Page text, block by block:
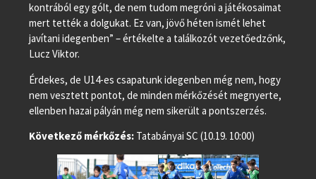
kontrából egy gólt, de nem tudom megróni a játékosaimat
mert tették a dolgukat. Ez van, jövő héten ismét lehet
javítani idegenben” – értékelte a találkozót vezetőedzőnk,
Lucz Viktor.
Érdekes, de U14-es csapatunk idegenben még nem, hogy
nem vesztett pontot, de minden mérkőzését megnyerte,
ellenben hazai pályán még nem sikerült a pontszerzés.
Következő mérkőzés: Tatabányai SC (10.19. 10:00)